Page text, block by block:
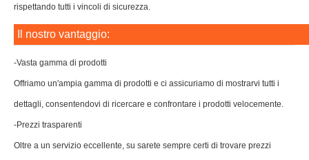
rispettando tutti i vincoli di sicurezza.
Il nostro vantaggio:
-Vasta gamma di prodotti
Offriamo un'ampia gamma di prodotti e ci assicuriamo di mostrarvi tutti i
dettagli, consentendovi di ricercare e confrontare i prodotti velocemente.
-Prezzi trasparenti
Oltre a un servizio eccellente, su sarete sempre certi di trovare prezzi